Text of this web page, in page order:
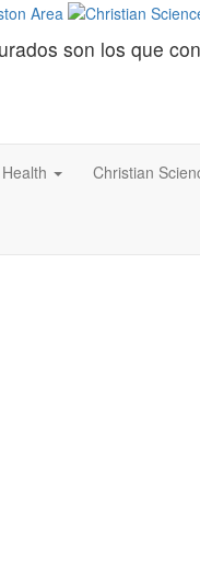
son los que
Christian